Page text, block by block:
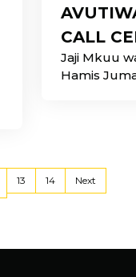
CALL
Jaji Mkuu
Hamis
13 14 Next